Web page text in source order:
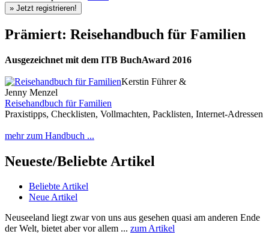
Prämiert: Reisehandbuch für Familien
Ausgezeichnet mit dem ITB BuchAward 2016
Kerstin Führer &
Jenny Menzel
Reisehandbuch für Familien
Praxistipps, Checklisten, Vollmachten, Packlisten, Internet-Adressen
mehr zum Handbuch ...
Neueste/Beliebte Artikel
Beliebte Artikel
Neue Artikel
Neuseeland liegt zwar von uns aus gesehen quasi am anderen Ende
der Welt, bietet aber vor allem ... zum Artikel